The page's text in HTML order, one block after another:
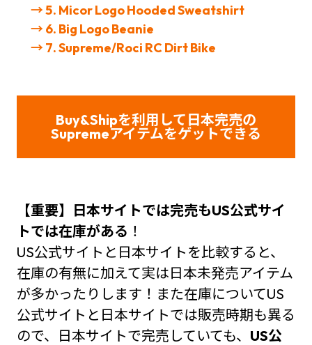
→ 5. Micor Logo Hooded Sweatshirt
→ 6. Big Logo Beanie
→ 7. Supreme/Roci RC Dirt Bike
Buy&Shipを利用して日本完売の
Supremeアイテムをゲットできる
【重要】日本サイトでは完売もUS公式サイ
トでは在庫がある ！
US公式サイトと日本サイトを比較すると、
在庫の有無に加えて実は日本未発売アイテム
が多かったりします！また在庫についてUS
公式サイトと日本サイトでは販売時期も異る
ので、日本サイトで完売していても、 US公